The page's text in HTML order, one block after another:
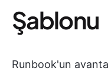
Şablonu
Runbook'un